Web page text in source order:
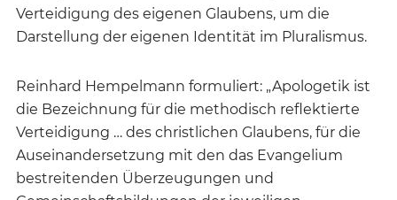
Verteidigung des eigenen Glaubens, um die
Darstellung der eigenen Identität im Pluralismus.
Reinhard Hempelmann formuliert: „Apologetik ist
die Bezeichnung für die methodisch reflektierte
Verteidigung … des christlichen Glaubens, für die
Auseinandersetzung mit den das Evangelium
bestreitenden Überzeugungen und